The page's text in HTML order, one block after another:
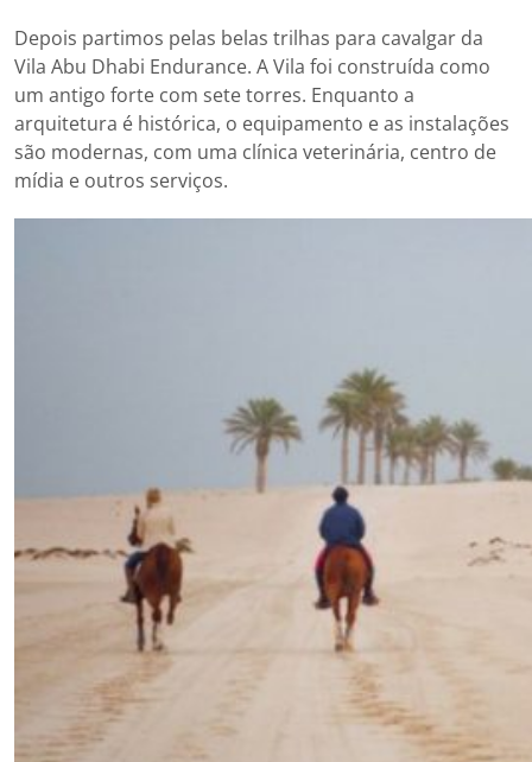
Depois partimos pelas belas trilhas para cavalgar da
Vila Abu Dhabi Endurance. A Vila foi construída como
um antigo forte com sete torres. Enquanto a
arquitetura é histórica, o equipamento e as instalações
são modernas, com uma clínica veterinária, centro de
mídia e outros serviços.